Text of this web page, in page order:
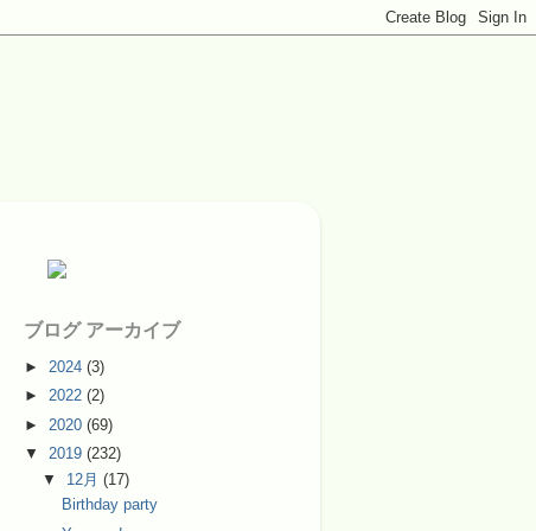
ブログ アーカイブ
► 2024 (3)
► 2022 (2)
► 2020 (69)
▼ 2019 (232)
▼ 12月(17)
Birthday party